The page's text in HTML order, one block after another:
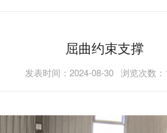
屈曲约束支撑
发表时间：2024-08-30 浏览次数：